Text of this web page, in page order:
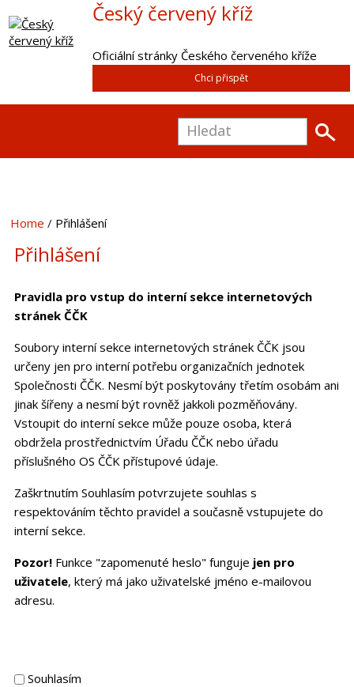
Český červený kříž
Oficiální stránky Českého červeného kříže
Chci přispět
Home Přihlášení
Přihlášení
Pravidla pro vstup do interní sekce internetových
stránek ČČK
Soubory interní sekce internetových stránek ČČK jsou
určeny jen pro interní potřebu organizačních jednotek
Společnosti ČČK. Nesmí být poskytovány třetím osobám ani
jinak šířeny a nesmí být rovněž jakkoli pozměňovány.
Vstoupit do interní sekce může pouze osoba, která
obdržela prostřednictvím Úřadu ČČK nebo úřadu
příslušného OS ČČK přístupové údaje.
Zaškrtnutím Souhlasím potvrzujete souhlas s
respektováním těchto pravidel a současně vstupujete do
interní sekce.
Pozor!Funkce "zapomenuté heslo" funguje jen pro
uživatele, který má jako uživatelské jméno e-mailovou
adresu.
Souhlasím